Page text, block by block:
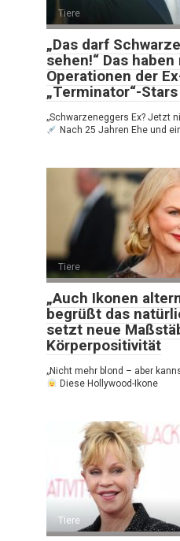
Tiere
„Das darf
sehen!“ Das
Operationen der
„Terminator“-
„Schwarzeneggers Ex? Jetzt
Nach 25 Jahren Ehe und
Tiere
„Auch Ikonen
begrüßt das
setzt neue
Körperpositivität
„Nicht mehr blond – aber
Diese Hollywood-Ikone
Tiere